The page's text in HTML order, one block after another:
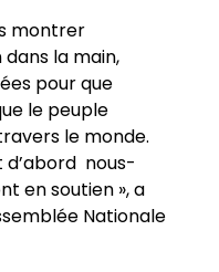
montrer
la main,
pour que
le peuple
le monde.
d’abord nous-
en soutien », a
Nationale